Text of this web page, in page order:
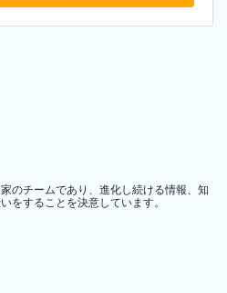
のチームであり、進化し続ける情報、知
をすることを決意しています。